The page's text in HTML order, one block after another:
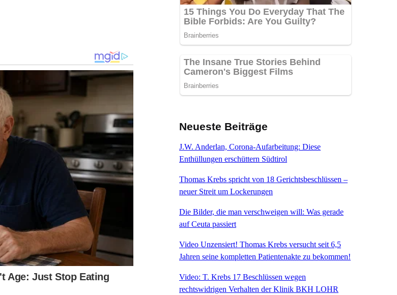
Neueste Beiträge
J.W. Anderlan, Corona-Aufarbeitung: Diese
Enthüllungen erschüttern Südtirol
Thomas Krebs spricht von 18 Gerichtsbeschlüssen –
neuer Streit um Lockerungen
Die Bilder, die man verschweigen will: Was gerade
auf Ceuta passiert
Video Unzensiert! Thomas Krebs versucht seit 6,5
Jahren seine kompletten Patientenakte zu bekommen!
Video: T. Krebs 17 Beschlüssen wegen
rechtswidrigen Verhalten der Klinik BKH LOHR